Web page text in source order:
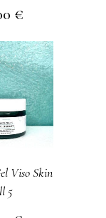
€
Viso Skin
5